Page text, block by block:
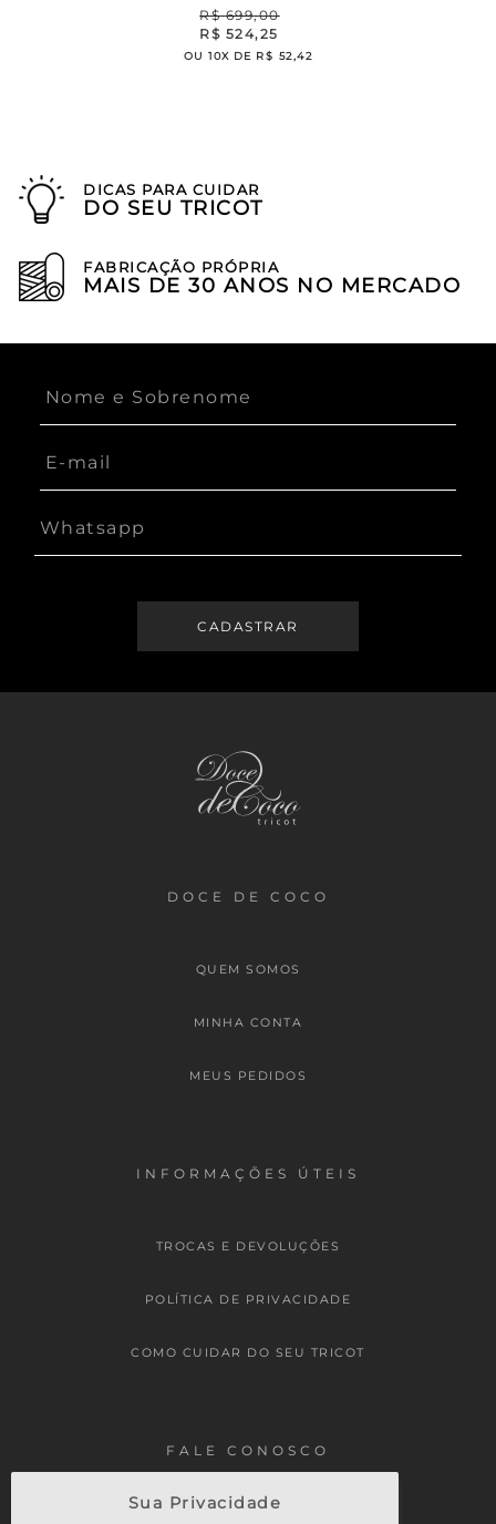
Sua Privacidade
R$ 699,00
R$ 524,25
OU 10X DE R$ 52 ,42
DICAS PARA CUIDAR
DO SEU TRICOT
FABRICAÇÃO PRÓPRIA
MAIS DE 30 ANOS NO MERCADO
DOCE DE COCO
QUEM SOMOS
MINHA CONTA
MEUS PEDIDOS
INFORMAÇÕES ÚTEIS
TROCAS E DEVOLUÇÕES
POLÍTICA DE PRIVACIDADE
COMO CUIDAR DO SEU TRICOT
FALE CONOSCO